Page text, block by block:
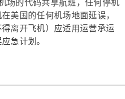
场的代码共享航班，任何停机
美国的任何机场地面延误，
离开飞机）应适用运营承运
急计划。